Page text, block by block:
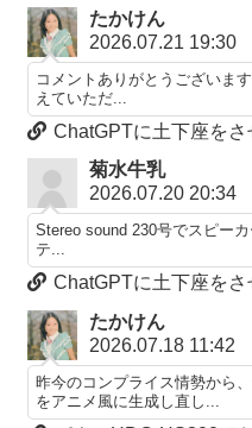
たかけん
2026.07.21 19:30
コメントありがとうございま
えていただ...
ChatGPTに土下座をさ
菊水牛乳
2026.07.20 20:34
Stereo sound 230号でスピー
テ...
ChatGPTに土下座をさ
たかけん
2026.07.18 11:42
昨今のコンプライス情勢から
をアニメ風に生成し直し...